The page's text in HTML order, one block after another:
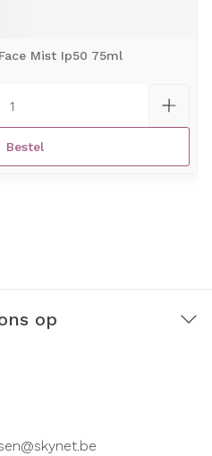
Mist Ip50 75ml
Bestel
op
skynet.be